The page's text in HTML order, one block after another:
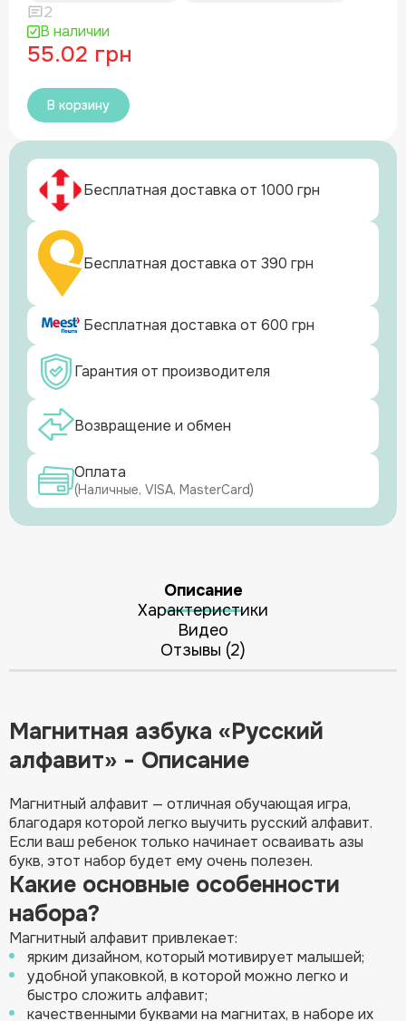
2
В наличии
55.02 грн
В корзину
Бесплатная доставка от 1000 грн
Бесплатная доставка от 390 грн
Бесплатная доставка от 600 грн
Гарантия от производителя
Возвращение и обмен
Оплата
(Наличные, VISA, MasterCard)
Описание
Характеристики
Видео
Отзывы (2)
Магнитная азбука «Русский
алфавит» - Описание
Магнитный алфавит — отличная обучающая игра,
благодаря которой легко выучить русский алфавит.
Если ваш ребенок только начинает осваивать азы
букв, этот набор будет ему очень полезен.
Какие основные особенности
набора?
Магнитный алфавит привлекает:
ярким дизайном, который мотивирует малышей;
удобной упаковкой, в которой можно легко и
быстро сложить алфавит;
качественными буквами на магнитах, в наборе их